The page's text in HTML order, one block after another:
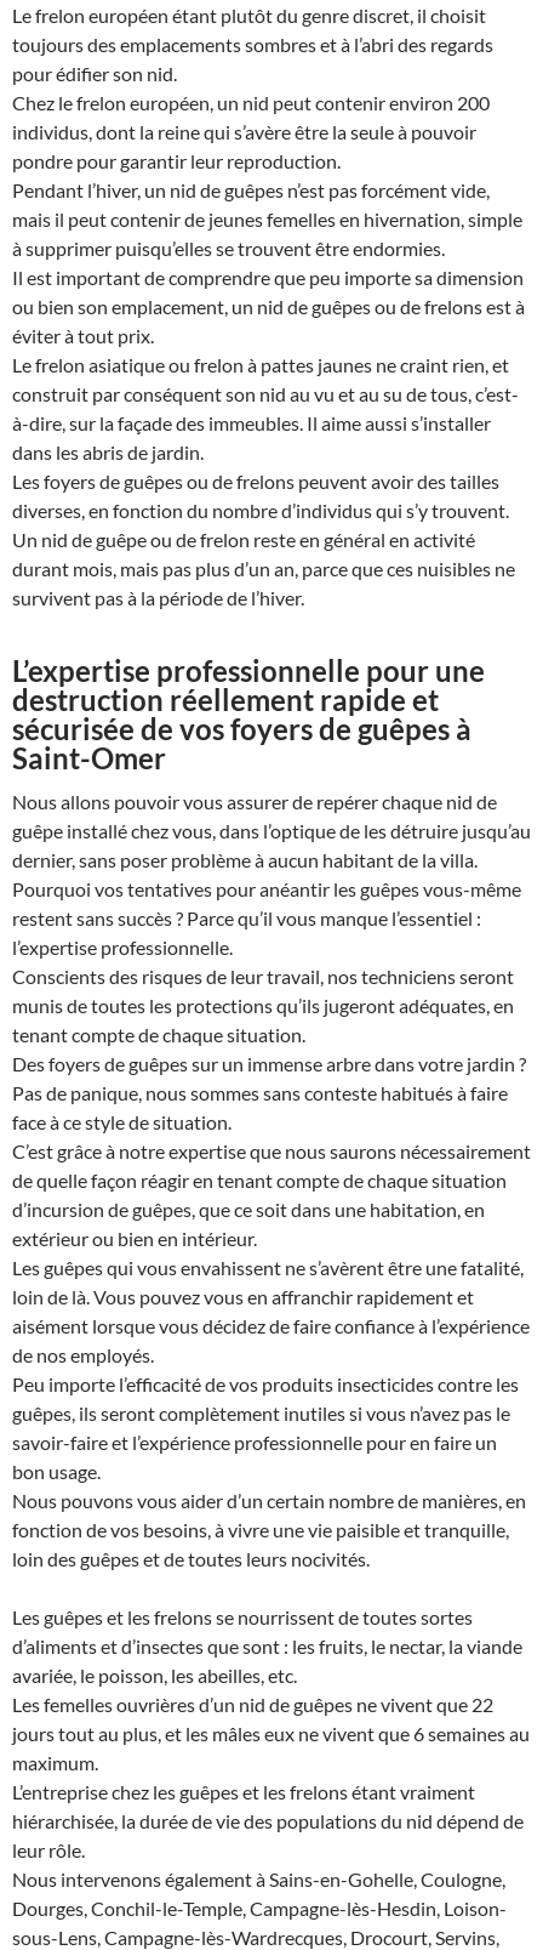
Le frelon européen étant plutôt du genre discret, il choisit
toujours des emplacements sombres et à l’abri des regards
pour édifier son nid.
Chez le frelon européen, un nid peut contenir environ 200
individus, dont la reine qui s’avère être la seule à pouvoir
pondre pour garantir leur reproduction.
Pendant l’hiver, un nid de guêpes n’est pas forcément vide,
mais il peut contenir de jeunes femelles en hivernation, simple
à supprimer puisqu’elles se trouvent être endormies.
Il est important de comprendre que peu importe sa dimension
ou bien son emplacement, un nid de guêpes ou de frelons est à
éviter à tout prix.
Le frelon asiatique ou frelon à pattes jaunes ne craint rien, et
construit par conséquent son nid au vu et au su de tous, c’est-
à-dire, sur la façade des immeubles. Il aime aussi s’installer
dans les abris de jardin.
Les foyers de guêpes ou de frelons peuvent avoir des tailles
diverses, en fonction du nombre d’individus qui s’y trouvent.
Un nid de guêpe ou de frelon reste en général en activité
durant mois, mais pas plus d’un an, parce que ces nuisibles ne
survivent pas à la période de l’hiver.
L’expertise professionnelle pour une
destruction réellement rapide et
sécurisée de vos foyers de guêpes à
Saint-Omer
Nous allons pouvoir vous assurer de repérer chaque nid de
guêpe installé chez vous, dans l’optique de les détruire jusqu’au
dernier, sans poser problème à aucun habitant de la villa.
Pourquoi vos tentatives pour anéantir les guêpes vous-même
restent sans succès ? Parce qu’il vous manque l’essentiel :
l’expertise professionnelle.
Conscients des risques de leur travail, nos techniciens seront
munis de toutes les protections qu’ils jugeront adéquates, en
tenant compte de chaque situation.
Des foyers de guêpes sur un immense arbre dans votre jardin ?
Pas de panique, nous sommes sans conteste habitués à faire
face à ce style de situation.
C’est grâce à notre expertise que nous saurons nécessairement
de quelle façon réagir en tenant compte de chaque situation
d’incursion de guêpes, que ce soit dans une habitation, en
extérieur ou bien en intérieur.
Les guêpes qui vous envahissent ne s’avèrent être une fatalité,
loin de là. Vous pouvez vous en affranchir rapidement et
aisément lorsque vous décidez de faire confiance à l’expérience
de nos employés.
Peu importe l’efficacité de vos produits insecticides contre les
guêpes, ils seront complètement inutiles si vous n’avez pas le
savoir-faire et l’expérience professionnelle pour en faire un
bon usage.
Nous pouvons vous aider d’un certain nombre de manières, en
fonction de vos besoins, à vivre une vie paisible et tranquille,
loin des guêpes et de toutes leurs nocivités.
Les guêpes et les frelons se nourrissent de toutes sortes
d’aliments et d’insectes que sont : les fruits, le nectar, la viande
avariée, le poisson, les abeilles, etc.
Les femelles ouvrières d’un nid de guêpes ne vivent que 22
jours tout au plus, et les mâles eux ne vivent que 6 semaines au
maximum.
L’entreprise chez les guêpes et les frelons étant vraiment
hiérarchisée, la durée de vie des populations du nid dépend de
leur rôle.
Nous intervenons également à Sains-en-Gohelle, Coulogne,
Dourges, Conchil-le-Temple, Campagne-lès-Hesdin, Loison-
sous-Lens, Campagne-lès-Wardrecques, Drocourt, Servins,